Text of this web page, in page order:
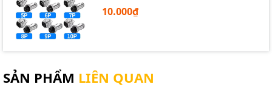
10.000₫
SẢN PHẨM LIÊN QUAN